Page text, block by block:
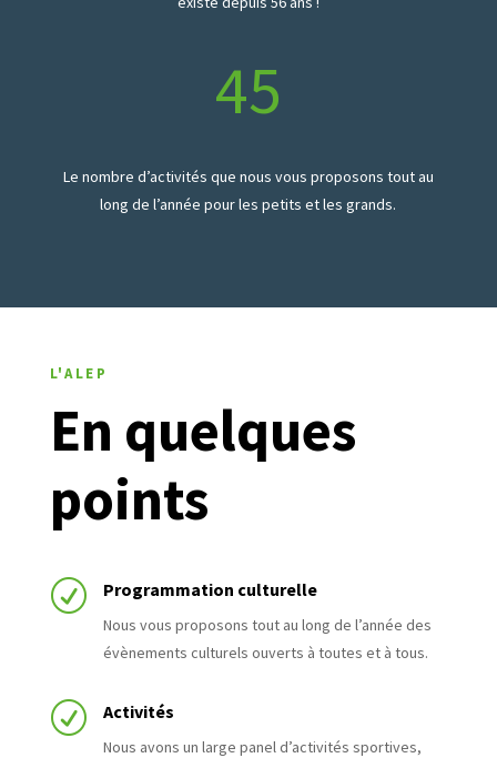
45
Le nombre d’activités que nous vous proposons tout au
long de l’année pour les petits et les grands.
L'ALEP
En quelques
points
R Programmation culturelle
Nous vous proposons tout au long de l’année des
évènements culturels ouverts à toutes et à tous.
R Activités
Nous avons un large panel d’activités sportives,